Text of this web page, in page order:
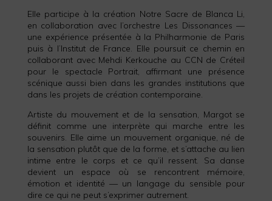
Elle participe à la création Notre Sacre de Blanca Li,
en collaboration avec l’orchestre Les Dissonances —
une expérience présentée à la Philharmonie de Paris
puis à l’Institut de France. Elle poursuit ce chemin en
collaborant avec Mehdi Kerkouche au CCN de Créteil
pour le spectacle Portrait, affirmant une présence
scénique aussi bien dans les grandes institutions que
dans les projets de création contemporaine.
Artiste du mouvement et de la sensation, Margot se
définit comme une interprète qui marche entre les
souvenirs. Elle aime un mouvement organique, né de
la sensation plutôt que de la forme, et s’attache au lien
intime entre le corps et ce qu’il ressent. Sa danse
devient un espace où se rencontrent mémoire,
émotion et identité — un langage du sensible pour
dire ce qui ne peut s’exprimer autrement.